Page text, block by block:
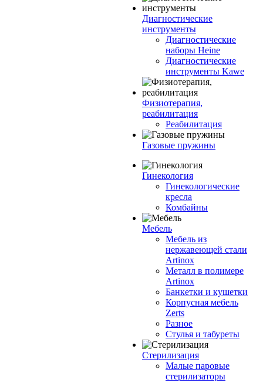
Диагностические
инструменты
Диагностические
наборы Heine
Диагностические
инструменты Kawe
Физиотерапия,
реабилитация
Реабилитация
Газовые пружины
Гинекология
Гинекологические
кресла
Комбайны
Мебель
Мебель из
нержавеющей стали
Artinox
Металл в полимере
Artinox
Банкетки и кушетки
Корпусная мебель
Zerts
Разное
Стулья и табуреты
Стерилизация
Малые паровые
стерилизаторы